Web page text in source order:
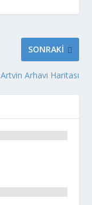
SONRAKI
Artvin Arhavi Haritası